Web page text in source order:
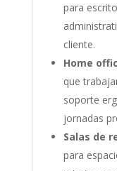
para
cliente.
Home
que
soporte
jornadas
Salas de
para